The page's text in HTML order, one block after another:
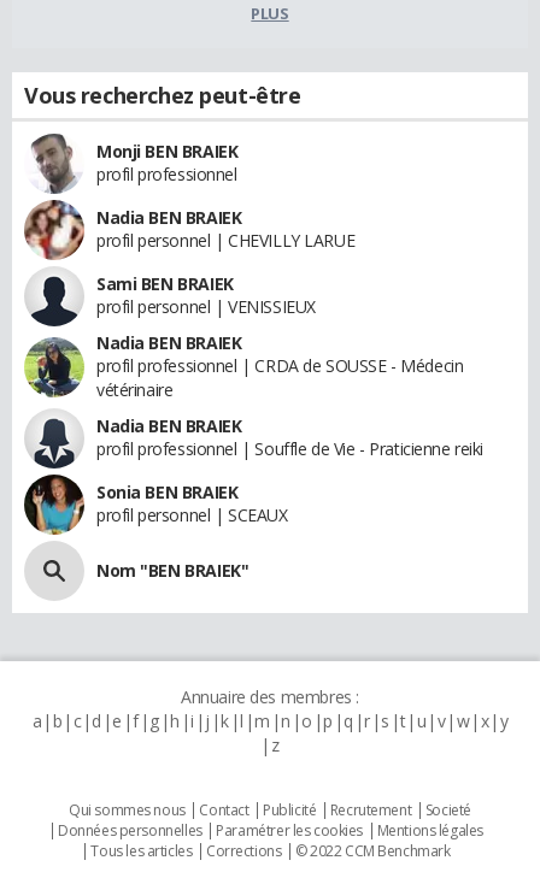
PLUS
Vous recherchez peut-être
Monji BEN BRAIEK
profil professionnel
Nadia BEN BRAIEK
profil personnel | CHEVILLY LARUE
Sami BEN BRAIEK
profil personnel | VENISSIEUX
Nadia BEN BRAIEK
profil professionnel | CRDA de SOUSSE - Médecin
vétérinaire
Nadia BEN BRAIEK
profil professionnel | Souffle de Vie - Praticienne reiki
Sonia BEN BRAIEK
profil personnel | SCEAUX
Nom "BEN BRAIEK"
Annuaire des membres :
a b c d e f g h i j k l m n o p q r s t u v w x y
z
Qui sommes nous Contact Publicité Recrutement
Societé
Données personnelles
Paramétrer les cookies
Mentions légales
Tous les articles
Corrections © 2022 CCM Benchmark